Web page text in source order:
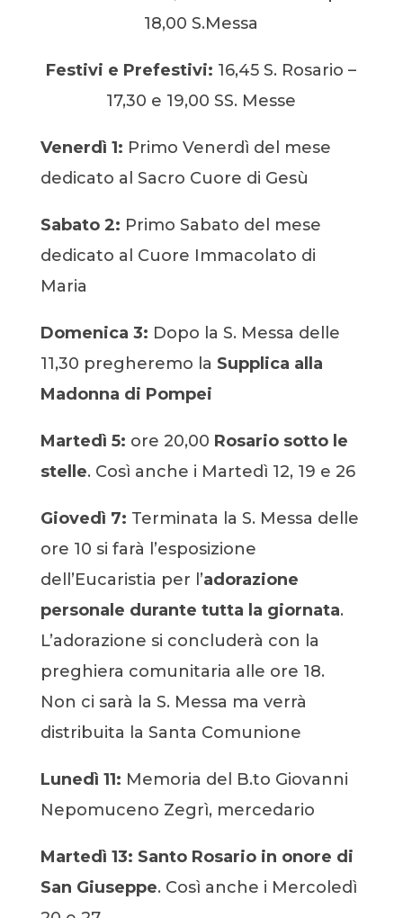
18,00 S.Messa
Festivi e Prefestivi: 16,45 S. Rosario –
17,30 e 19,00 SS. Messe
Venerdì 1: Primo Venerdì del mese
dedicato al Sacro Cuore di Gesù
Sabato 2: Primo Sabato del mese
dedicato al Cuore Immacolato di
Maria
Domenica 3: Dopo la S. Messa delle
11,30 pregheremo la Supplica alla
Madonna di Pompei
Martedì 5: ore 20,00 Rosario sotto le
stelle. Così anche i Martedì 12, 19 e 26
Giovedì 7: Terminata la S. Messa delle
ore 10 si farà l’esposizione
dell’Eucaristia per l’adorazione
personale durante tutta la giornata.
L’adorazione si concluderà con la
preghiera comunitaria alle ore 18.
Non ci sarà la S. Messa ma verrà
distribuita la Santa Comunione
Lunedì 11: Memoria del B.to Giovanni
Nepomuceno Zegrì, mercedario
Martedì 13: Santo Rosario in onore di
San Giuseppe. Così anche i Mercoledì